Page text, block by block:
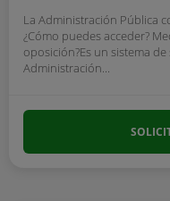
La Administración Pública
¿Cómo puedes acceder?
oposición?Es un sistema
Administración...